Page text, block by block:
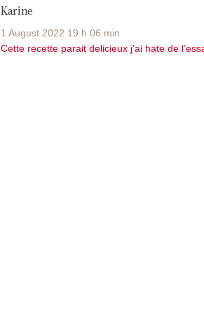
Karine
1 August 2022 19 h 06 min
Cette recette parait delicieux j’ai hate de